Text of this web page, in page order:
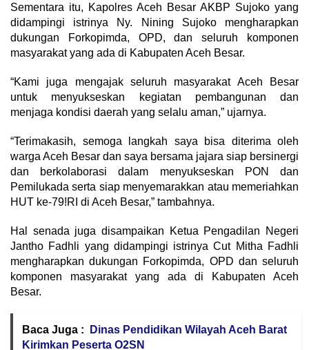
Sementara itu, Kapolres Aceh Besar AKBP Sujoko yang
didampingi istrinya Ny. Nining Sujoko mengharapkan
dukungan Forkopimda, OPD, dan seluruh komponen
masyarakat yang ada di Kabupaten Aceh Besar.
“Kami juga mengajak seluruh masyarakat Aceh Besar
untuk menyukseskan kegiatan pembangunan dan
menjaga kondisi daerah yang selalu aman,” ujarnya.
“Terimakasih, semoga langkah saya bisa diterima oleh
warga Aceh Besar dan saya bersama jajara siap bersinergi
dan berkolaborasi dalam menyukseskan PON dan
Pemilukada serta siap menyemarakkan atau memeriahkan
HUT ke-79!RI di Aceh Besar,” tambahnya.
Hal senada juga disampaikan Ketua Pengadilan Negeri
Jantho Fadhli yang didampingi istrinya Cut Mitha Fadhli
mengharapkan dukungan Forkopimda, OPD dan seluruh
komponen masyarakat yang ada di Kabupaten Aceh
Besar.
Baca Juga :
Dinas Pendidikan Wilayah Aceh Barat
Kirimkan Peserta O2SN